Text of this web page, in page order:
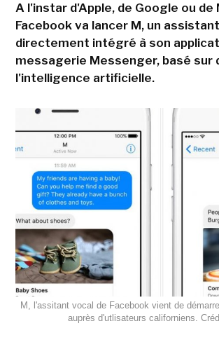
A l'instar d'Apple, de Google ou
Facebook va lancer M, un
directement intégré à son
messagerie Messenger, basé sur
l'intelligence artificielle.
M, l'assitant vocal de Facebook vient de
auprès d'utlisateurs californiens.